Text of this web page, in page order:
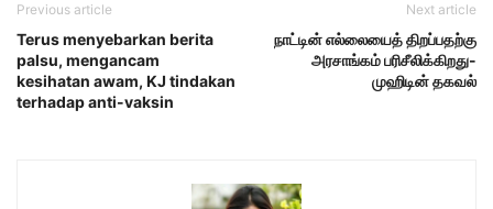
Previous article
Terus menyebarkan berita
palsu, mengancam
kesihatan awam, KJ tindakan
terhadap anti-vaksin
Next article
நாட்டின் எல்லையைத் திறப்பதற்கு
அரசாங்கம் பரிசீலிக்கிறது-
முஹிடின் தகவல்